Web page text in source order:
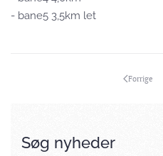
- bane5 3,5km let
Forrige
Søg nyheder